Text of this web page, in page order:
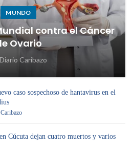
MUNDO
contra el Cáncer
Ovario
Diario Caribazo
caso sospechoso de hantavirus en el
Cúcuta dejan cuatro muertos y varios